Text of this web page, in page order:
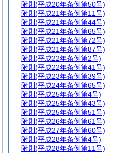
附則 (平成20年条例第50号)
附則 (平成21年条例第11号)
附則 (平成21年条例第44号)
附則 (平成21年条例第65号)
附則 (平成21年条例第72号)
附則 (平成21年条例第87号)
附則 (平成22年条例第2号)
附則 (平成22年条例第41号)
附則 (平成23年条例第39号)
附則 (平成24年条例第65号)
附則 (平成25年条例第4号)
附則 (平成25年条例第43号)
附則 (平成25年条例第51号)
附則 (平成26年条例第61号)
附則 (平成27年条例第60号)
附則 (平成28年条例第4号)
附則 (平成28年条例第11号)